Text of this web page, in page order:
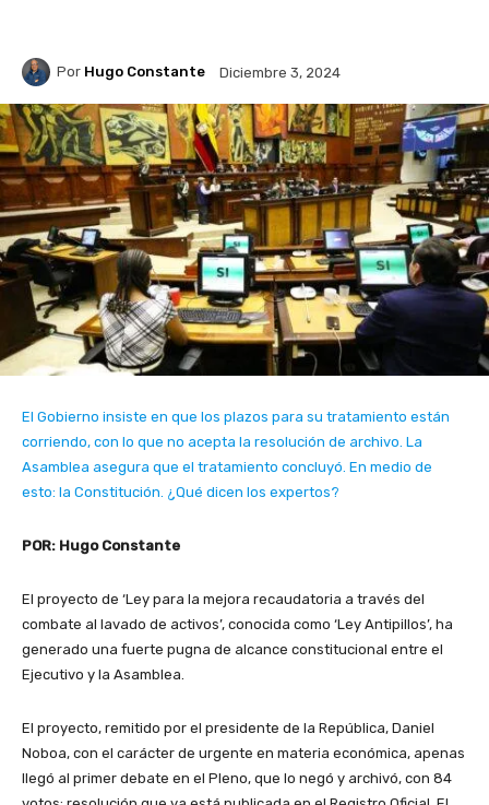
Por Hugo Constante Diciembre 3, 2024
El Gobierno insiste en que los plazos para su tratamiento están
corriendo, con lo que no acepta la resolución de archivo. La
Asamblea asegura que el tratamiento concluyó. En medio de
esto: la Constitución. ¿Qué dicen los expertos?
POR: Hugo Constante
El proyecto de ‘Ley para la mejora recaudatoria a través del
combate al lavado de activos’, conocida como ‘Ley Antipillos’, ha
generado una fuerte pugna de alcance constitucional entre el
Ejecutivo y la Asamblea.
El proyecto, remitido por el presidente de la República, Daniel
Noboa, con el carácter de urgente en materia económica, apenas
llegó al primer debate en el Pleno, que lo negó y archivó, con 84